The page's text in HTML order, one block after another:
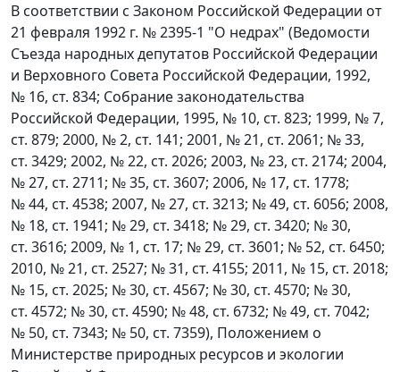
В соответствии с Законом Российской Федерации от
21 февраля 1992 г. № 2395-1 "О недрах" (Ведомости
Съезда народных депутатов Российской Федерации
и Верховного Совета Российской Федерации, 1992,
№ 16, ст. 834; Собрание законодательства
Российской Федерации, 1995, № 10, ст. 823; 1999, № 7,
ст. 879; 2000, № 2, ст. 141; 2001, № 21, ст. 2061; № 33,
ст. 3429; 2002, № 22, ст. 2026; 2003, № 23, ст. 2174; 2004,
№ 27, ст. 2711; № 35, ст. 3607; 2006, № 17, ст. 1778;
№ 44, ст. 4538; 2007, № 27, ст. 3213; № 49, ст. 6056; 2008,
№ 18, ст. 1941; № 29, ст. 3418; № 29, ст. 3420; № 30,
ст. 3616; 2009, № 1, ст. 17; № 29, ст. 3601; № 52, ст. 6450;
2010, № 21, ст. 2527; № 31, ст. 4155; 2011, № 15, ст. 2018;
№ 15, ст. 2025; № 30, ст. 4567; № 30, ст. 4570; № 30,
ст. 4572; № 30, ст. 4590; № 48, ст. 6732; № 49, ст. 7042;
№ 50, ст. 7343; № 50, ст. 7359), Положением о
Министерстве природных ресурсов и экологии